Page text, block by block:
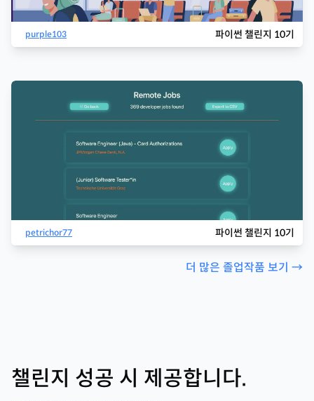
purple103 파이썬 챌린지 10기
petrichor77 파이썬 챌린지 10기
더 많은 졸업작품 보기 →
챌린지 성공 시 제공합니다.